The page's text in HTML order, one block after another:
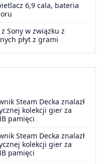
6,9 cala, bateria
Sony w związku z
płyt z grami
Steam Decka znalazł
kolekcji gier za
pamięci
Steam Decka znalazł
kolekcji gier za
pamięci